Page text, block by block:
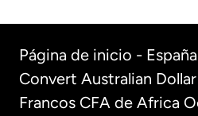
Página de inicio - España
Convert Australian
Francos CFA de Africa